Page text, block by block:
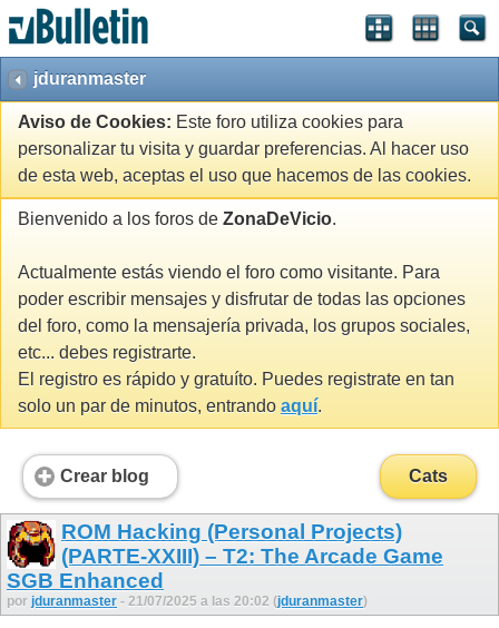
jduranmaster
Aviso de Cookies: Este foro utiliza cookies para
personalizar tu visita y guardar preferencias. Al hacer uso
de esta web, aceptas el uso que hacemos de las cookies.
Bienvenido a los foros de ZonaDeVicio.
Actualmente estás viendo el foro como visitante. Para
poder escribir mensajes y disfrutar de todas las opciones
del foro, como la mensajería privada, los grupos sociales,
etc... debes registrarte.
El registro es rápido y gratuíto. Puedes registrate en tan
solo un par de minutos, entrando aquí.
Crear blog Cats
ROM Hacking (Personal Projects)
(PARTE-XXIII) – T2: The Arcade Game
SGB Enhanced
por jduranmaster - 21/07/2025 a las 20:02 (jduranmaster)